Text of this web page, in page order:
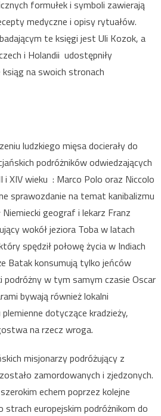
formułek i symboli zawierają
medyczne i opisy rytuałów.
te księgi jest Uli Kozok, a
i Holandii udostępniły
na swoich stronach
ludzkiego mięsa docierały do
podróżników odwiedzających
i XIV wieku : Marco Polo oraz Niccolo
sprawozdanie na temat kanibalizmu
geograf i lekarz Franz
wokół jeziora Toba w latach
spędził połowę życia w Indiach
Batak konsumują tylko jeńców
podróżny w tym samym czasie Oscar
bywają również lokalni
dotyczące kradzieży,
na rzecz wroga.
misjonarzy podróżujący z
zamordowanych i zjedzonych.
echem poprzez kolejne
strach europejskim podróżnikom do